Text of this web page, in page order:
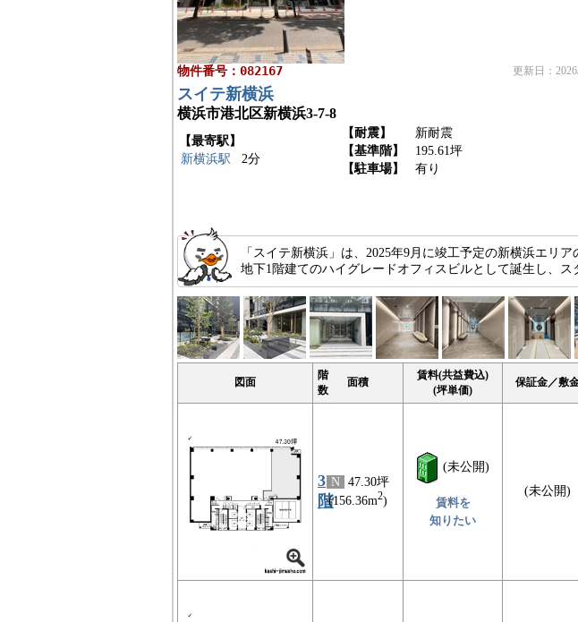
物件番号：082167 更新日：
スイテ新横浜
横浜市港北区新横浜3-7-8
【最寄駅】
新横浜駅
2分
【耐震】
新耐震
【基準階】
195.61坪
【駐車場】
有り
「スイテ新横浜」は、2025年9月に竣工予定の新横浜エリ
地下1階建てのハイグレードオフィスビルとして誕生し、
図面
階
数
面積
賃料(共益費込)
(坪単価)
保証金／敷
3
階
N 47.30坪
(156.36m2)
(未公開)
賃料を
知りたい
(未公開)